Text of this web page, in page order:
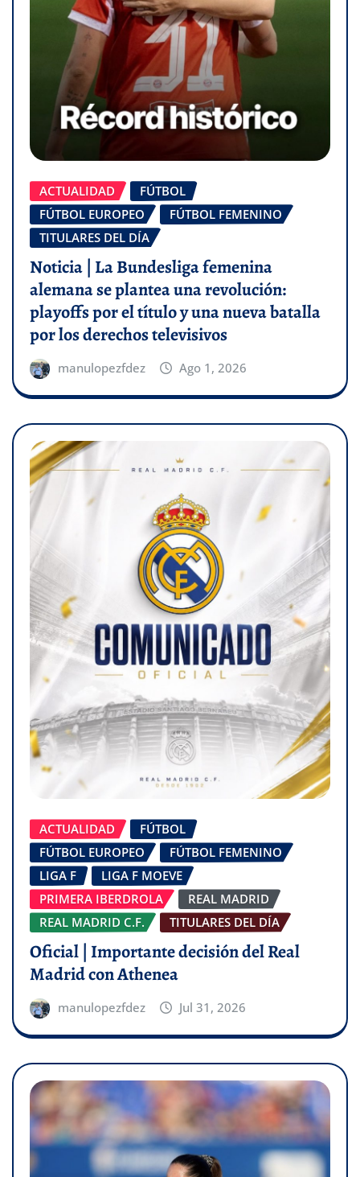
ACTUALIDAD
FÚTBOL
FÚTBOL EUROPEO
FÚTBOL FEMENINO
TITULARES DEL DÍA
Noticia | La Bundesliga femenina
alemana se plantea una revolución:
playoffs por el título y una nueva batalla
por los derechos televisivos
manulopezfdez Ago 1, 2026
ACTUALIDAD
FÚTBOL
FÚTBOL EUROPEO
FÚTBOL FEMENINO
LIGA F
LIGA F MOEVE
PRIMERA IBERDROLA
REAL MADRID
REAL MADRID C.F.
TITULARES DEL DÍA
Oficial | Importante decisión del Real
Madrid con Athenea
manulopezfdez Jul 31, 2026